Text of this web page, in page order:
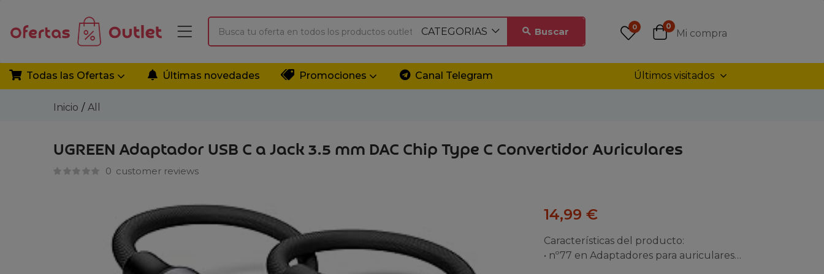
CATEGORIAS Buscar 0 0
Mi compra
Todas las Ofertas Últimas novedades Promociones Canal Telegram Últimos visitados
Inicio All
UGREEN Adaptador USB C a Jack 3.5 mm DAC Chip Type C Convertidor Auriculares
0 customer reviews
14,99 €
Características del producto:
• nº77 en Adaptadores para auriculares…